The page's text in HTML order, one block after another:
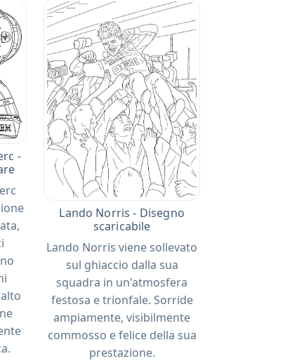
-
Lando Norris - Disegno
scaricabile
Lando Norris viene sollevato
sul ghiaccio dalla sua
squadra in un'atmosfera
festosa e trionfale. Sorride
ampiamente, visibilmente
commosso e felice della sua
prestazione.